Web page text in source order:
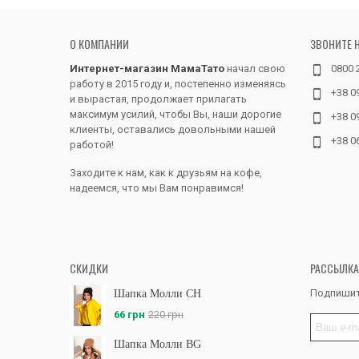
вполне
под
купить?
гости.
в этом
К тому
кофты
О КОМПАНИИ
Интернет-магазин МамаТато начал свою
работу в 2015 году и, постепенно изменяясь
и вырастая, продолжает прилагать
максимум усилий, чтобы Вы, наши дорогие
клиенты, оставались довольными нашей
работой!
Заходите к нам, как к друзьям на кофе,
надеемся, что мы Вам понравимся!
ЗВОНИТЕ
0800
+38
+38
+38
СКИДКИ
Шапка Молли CH
66 грн 220 грн
Шапка Молли BG
РАССЫЛКА